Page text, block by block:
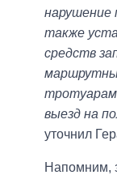
нарушение
также
средств
выезд на
уточнил
Напомним,